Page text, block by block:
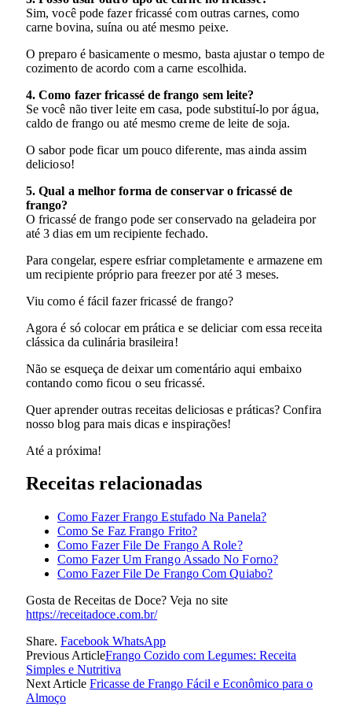
Sim, você pode fazer fricassé com outras carnes, como
carne bovina, suína ou até mesmo peixe.
O preparo é basicamente o mesmo, basta ajustar o tempo de
cozimento de acordo com a carne escolhida.
4. Como fazer fricassé de frango sem leite?
Se você não tiver leite em casa, pode substituí-lo por água,
caldo de frango ou até mesmo creme de leite de soja.
O sabor pode ficar um pouco diferente, mas ainda assim
delicioso!
5. Qual a melhor forma de conservar o fricassé de
frango?
O fricassé de frango pode ser conservado na geladeira por
até 3 dias em um recipiente fechado.
Para congelar, espere esfriar completamente e armazene em
um recipiente próprio para freezer por até 3 meses.
Viu como é fácil fazer fricassé de frango?
Agora é só colocar em prática e se deliciar com essa receita
clássica da culinária brasileira!
Não se esqueça de deixar um comentário aqui embaixo
contando como ficou o seu fricassé.
Quer aprender outras receitas deliciosas e práticas? Confira
nosso blog para mais dicas e inspirações!
Até a próxima!
Receitas relacionadas
Como Fazer Frango Estufado Na Panela?
Como Se Faz Frango Frito?
Como Fazer File De Frango A Role?
Como Fazer Um Frango Assado No Forno?
Como Fazer File De Frango Com Quiabo?
Gosta de Receitas de Doce? Veja no site
https://receitadoce.com.br/
Share. Facebook WhatsApp
Previous ArticleFrango Cozido com Legumes: Receita
Simples e Nutritiva
Next Article Fricasse de Frango Fácil e Econômico para o
Almoço